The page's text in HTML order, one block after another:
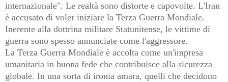
internazionale". Le realtà sono distorte e capovolte. L'Iran
è accusato di voler iniziare la Terza Guerra Mondiale.
Inerente alla dottrina militare Statunitense, le vittime di
guerra sono spesso annunciate come l'aggressore.
La Terza Guerra Mondiale è accolta come un'impresa
umanitaria in buona fede che contribuisce alla sicurezza
globale. In una sorta di ironia amara, quelli che decidono